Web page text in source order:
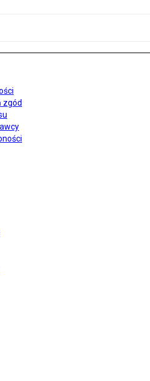
zgód